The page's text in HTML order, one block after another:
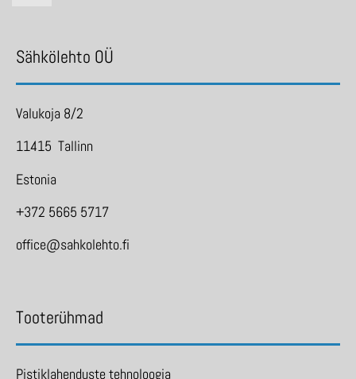
Sähkölehto OÜ
Valukoja 8/2
11415 Tallinn
Estonia
+372 5665 5717
office@sahkolehto.fi
Tooterühmad
Pistiklahenduste tehnoloogia